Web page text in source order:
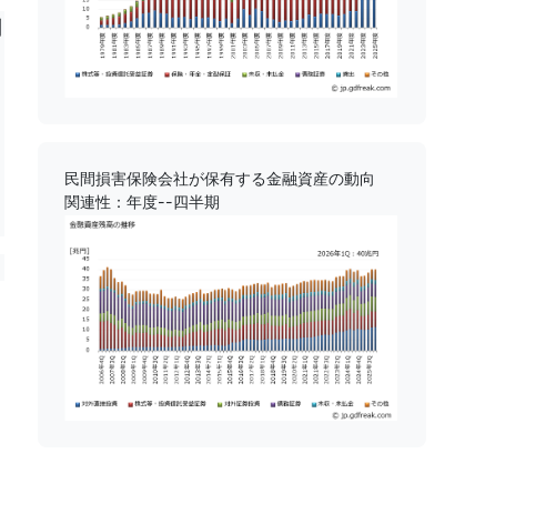
民間損害保険会社が保有する金融資産の動向
関連性：年度--四半期